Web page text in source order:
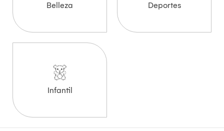
Belleza Deportes
Infantil